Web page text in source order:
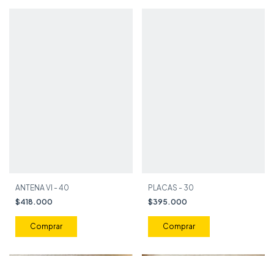
ANTENA VI - 40
$418.000
PLACAS - 30
$395.000